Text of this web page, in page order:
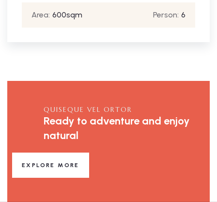
Area: 600sqm Person: 6
QUISEQUE VEL ORTOR
Ready to adventure and enjoy
natural
EXPLORE MORE